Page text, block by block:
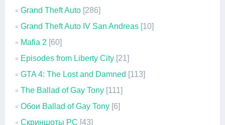
Grand Theft Auto [286]
Grand Theft Auto IV San Andreas [10]
Mafia 2 [60]
Episodes from Liberty City [21]
GTA 4: The Lost and Damned [113]
The Ballad of Gay Tony [111]
Обои Ballad of Gay Tony [6]
Скриншоты PC [43]